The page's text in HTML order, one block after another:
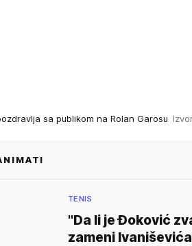
sa publikom na Rolan Garosu
TENIS
"Da li je Đoković
zameni